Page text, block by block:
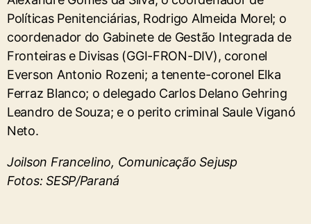
Políticas Penitenciárias, Rodrigo Almeida Morel; o
coordenador do Gabinete de Gestão Integrada de
Fronteiras e Divisas (GGI-FRON-DIV), coronel
Everson Antonio Rozeni; a tenente-coronel Elka
Ferraz Blanco; o delegado Carlos Delano Gehring
Leandro de Souza; e o perito criminal Saule Viganó
Neto.
Joilson Francelino, Comunicação Sejusp
Fotos: SESP/Paraná